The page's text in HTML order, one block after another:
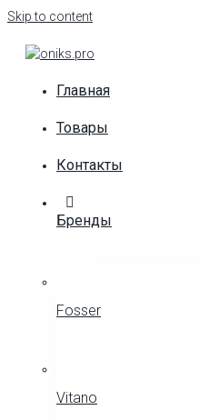
Skip to content
Главная
Товары
Контакты
Бренды
Fosser
Vitano